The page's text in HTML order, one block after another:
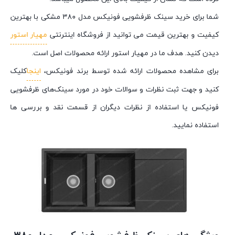
شما برای خرید سینک ظرفشویی فونیکس مدل ۳۸۰ مشکی با بهترین
کیفیت و بهترین قیمت می توانید از فروشگاه اینترنتی مهیار استور
دیدن کنید. هدف ما در مهیار استور ارائه محصولات اصل است.
برای مشاهده محصولات ارائه شده توسط برند فونیکس، اینجاکلیک
کنید و جهت ثبت نظرات و سوالات خود در مورد سینک‌های ظرفشویی
فونیکس یا استفاده از نظرات دیگران از قسمت نقد و بررسی ها
استفاده نمایید.